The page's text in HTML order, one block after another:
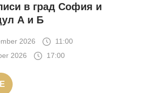
в град София и
А и Б
2026
11:00
2026 17:00